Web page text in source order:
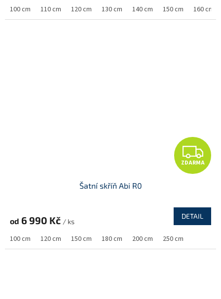
M
A
100 cm 110 cm 120 cm 130 cm 140 cm 150 cm 160 cm
Z
D
R
A
ZDARMA
Šatní skříň Abi R0
od 6 990 Kč / ks
DETAIL
100 cm 120 cm 150 cm 180 cm 200 cm 250 cm